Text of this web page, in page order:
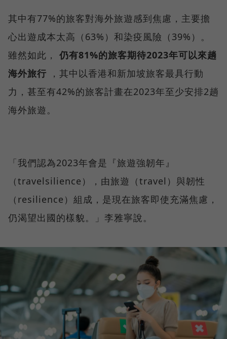
其中有77%的旅客對海外旅遊感到焦慮，主要擔
心出遊成本太高（63%）和染疫風險（39%）。
雖然如此， 仍有81%的旅客期待2023年可以來趟
海外旅行 ，其中以香港和新加坡旅客最具行動
力，甚至有42%的旅客計畫在2023年至少安排2趟
海外旅遊。
「我們認為2023年會是『旅遊強韌年』
（travelsilience），由旅遊（travel）與韌性
（resilience）組成，是現在旅客即使充滿焦慮，
仍渴望出國的樣貌。」李雅寧說。